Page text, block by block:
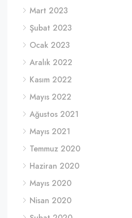
Mart 2023
Şubat 2023
Ocak 2023
Aralık 2022
Kasım 2022
Mayıs 2022
Ağustos 2021
Mayıs 2021
Temmuz 2020
Haziran 2020
Mayıs 2020
Nisan 2020